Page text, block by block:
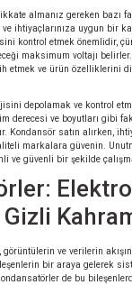
almanız gereken bazı
ve ihtiyaçlarınıza uygun bir
kontrol etmek önemlidir,
maksimum voltajı
etmek ve ürün özelliklerini
depolamak ve kontrol
derecesi ve boyutları gibi
Kondansör satın alırken,
markalara güvenin.
ve güvenli bir şekilde
Gizli
ve verilerin
bir araya gelerek
de bu